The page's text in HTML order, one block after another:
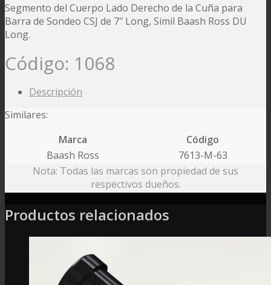
Segmento del Cuerpo Lado Derecho de la Cuña para
Barra de Sondeo CSJ de 7″ Long, Simil Baash Ross DU
Long.
Código: 1068
Descripción
Similares:
Marca
Código
Baash Ross
7613-M-63
Nota: Todas las marcas son propiedad de sus
respectivos dueños.
Productos relacionados